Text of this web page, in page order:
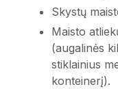
Skystų
Maisto
(augalinės
stiklainius
konteinerį).